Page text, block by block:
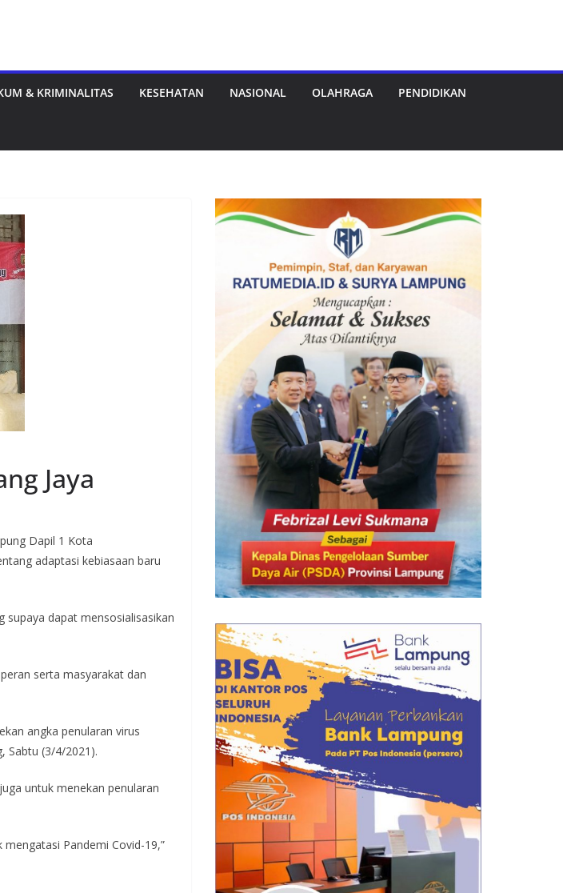
& KRIMINALITAS KESEHATAN NASIONAL OLAHRAGA PENDIDIKAN
Jaya
Dapil 1 Kota
adaptasi kebiasaan baru
supaya dapat mensosialisasikan
serta masyarakat dan
angka penularan virus
Sabtu (3/4/2021).
untuk menekan penularan
Pandemi Covid-19,”